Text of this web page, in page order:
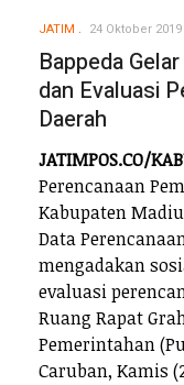
JATIM 24 Oktober 2019
Bappeda
dan Evaluasi
Daerah
JATIMPOS.CO/
Perencanaan
Kabupaten
Data
mengadakan
evaluasi
Ruang Rapat
Pemerintahan
Caruban, Kamis